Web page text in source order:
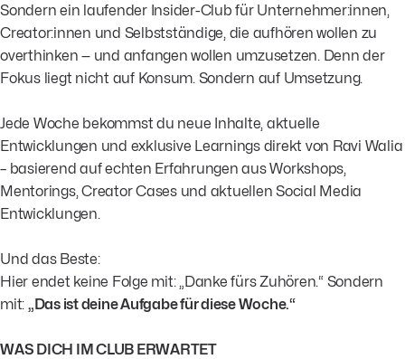
Sondern ein laufender Insider-Club für Unternehmer:innen,
Creator:innen und Selbstständige, die aufhören wollen zu
overthinken — und anfangen wollen umzusetzen. Denn der
Fokus liegt nicht auf Konsum. Sondern auf Umsetzung.
Jede Woche bekommst du neue Inhalte, aktuelle
Entwicklungen und exklusive Learnings direkt von Ravi Walia
– basierend auf echten Erfahrungen aus Workshops,
Mentorings, Creator Cases und aktuellen Social Media
Entwicklungen.
Und das Beste:
Hier endet keine Folge mit: „Danke fürs Zuhören.“ Sondern
mit: „Das ist deine Aufgabe für diese Woche.“
WAS DICH IM CLUB ERWARTET